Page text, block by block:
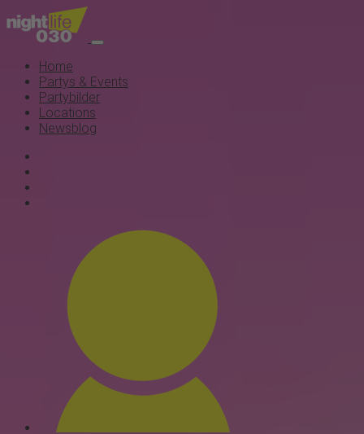
Home
Partys & Events
Partybilder
Locations
Newsblog